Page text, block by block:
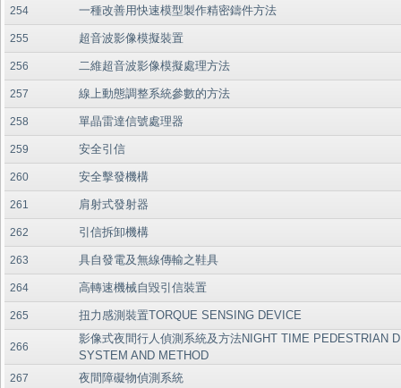
254 一種改善用快速模型製作精密鑄件方法
255 超音波影像模擬裝置
256 二維超音波影像模擬處理方法
257 線上動態調整系統參數的方法
258 單晶雷達信號處理器
259 安全引信
260 安全擊發機構
261 肩射式發射器
262 引信拆卸機構
263 具自發電及無線傳輸之鞋具
264 高轉速機械自毀引信裝置
265 扭力感測裝置TORQUE SENSING DEVICE
266
影像式夜間行人偵測系統及方法NIGHT TIME PEDESTRIAN
SYSTEM AND METHOD
267 夜間障礙物偵測系統